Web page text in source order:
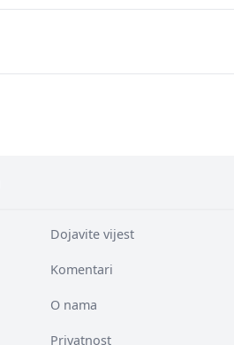
Dojavite vijest
Komentari
O nama
Privatnost